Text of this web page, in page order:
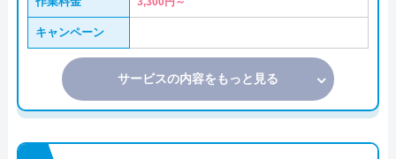
キャンペーン
サービスの内容をもっと見る